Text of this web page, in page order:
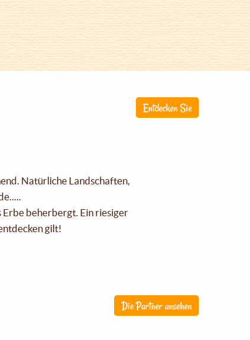
Entdecken Sie
Natürliche Landschaften,
Erbe beherbergt. Ein riesiger
gilt!
Die Partner ansehen